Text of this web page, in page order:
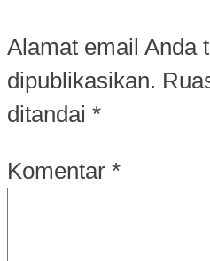
Alamat email Anda
dipublikasikan.
ditandai *
Komentar *